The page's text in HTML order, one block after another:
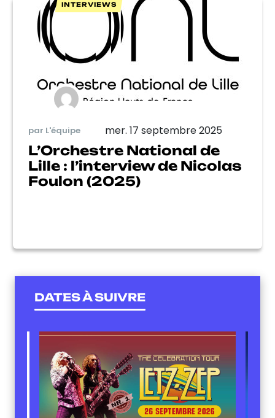
INTERVIEWS
par L'équipe mer. 17 septembre 2025
L’Orchestre National de
Lille : l’interview de Nicolas
Foulon (2025)
DATES À SUIVRE